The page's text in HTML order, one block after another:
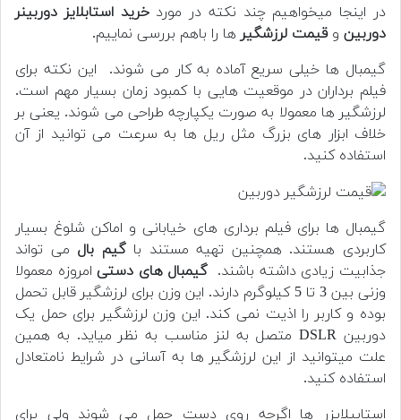
در اینجا میخواهیم چند نکته در موردخرید استابلایز دوربینر
دوربین وقیمت لرزشگیر ها را باهم بررسی نماییم.
گیمبال ها خیلی سریع آماده به کار می شوند. این نکته برای
فیلم برداران در موقعیت هایی با کمبود زمان بسیار مهم است.
لرزشگیر ها معمولا به صورت یکپارچه طراحی می شوند. یعنی بر
خلاف ابزار های بزرگ مثل ریل ها به سرعت می توانید از آن
استفاده کنید.
گیمبال ها برای فیلم برداری های خیابانی و اماکن شلوغ بسیار
کاربردی هستند. همچنین تهیه مستند باگیم بال می تواند
جذابیت زیادی داشته باشند. گیمبال های دستیامروزه معمولا
وزنی بین 3 تا 5 کیلوگرم دارند. این وزن برای لرزشگیر قابل تحمل
بوده و کاربر را اذیت نمی کند. این وزن لرزشگیر برای حمل یک
دوربین DSLR متصل به لنز مناسب به نظر میاید. به همین
علت میتوانید از این لرزشگیر ها به آسانی در شرایط نامتعادل
استفاده کنید.
استابیلایزر ها اگرچه روی دست حمل می شوند ولی برای